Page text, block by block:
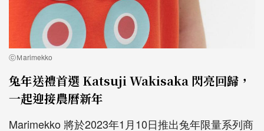
ⓒＭarimekko
兔年送禮首選 Katsuji Wakisaka 閃亮回歸，
一起迎接農曆新年
Marimekko 將於2023年1月10日推出兔年限量系列商